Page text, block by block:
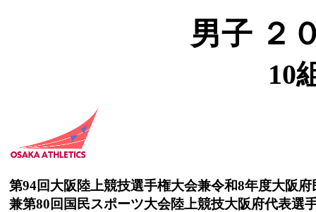
男子 ２
10
第94回大阪陸上競技選手権大会兼令和8年度大阪
兼第80回国民スポーツ大会陸上競技大阪府代表選